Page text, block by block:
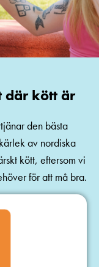
där kött är
den bästa
av nordiska
kött, eftersom vi
för att må bra.